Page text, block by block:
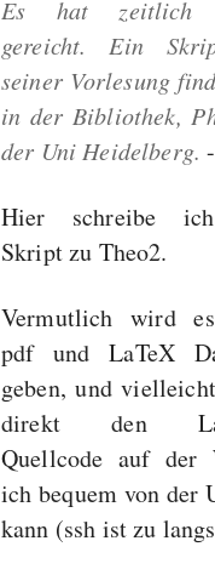
Es hat zeitlich
gereicht. Ein
seiner Vorlesung
in der Bibliothek,
der Uni Heidelberg.
Hier schreibe
Skript zu Theo2.
Vermutlich wird
pdf und LaTeX
geben, und
direkt den
Quellcode auf der
ich bequem von der
kann (ssh ist zu
do?